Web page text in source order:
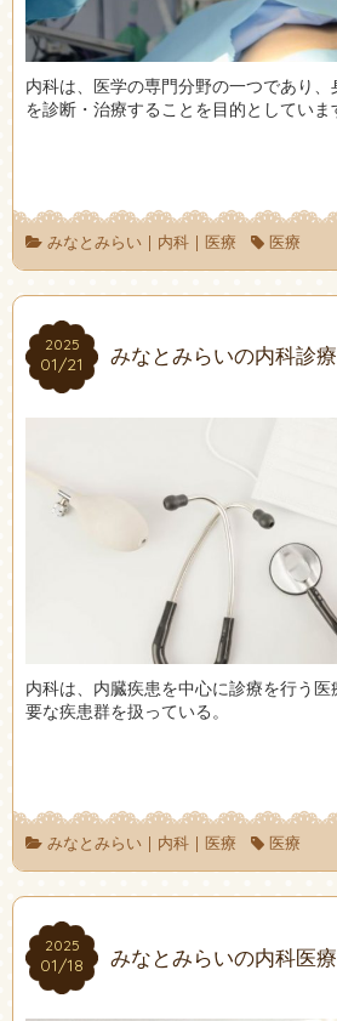
内科は、医学の専門分野の一つであり
を診断・治療することを目的としていま
みなとみらい| 内科| 医療 医療
2025
01/21
2025
01/21 みなとみらいの内科診
内科は、内臓疾患を中心に診療を行う
要な疾患群を扱っている。
みなとみらい| 内科| 医療 医療
2025
01/18
2025
01/18 みなとみらいの内科医